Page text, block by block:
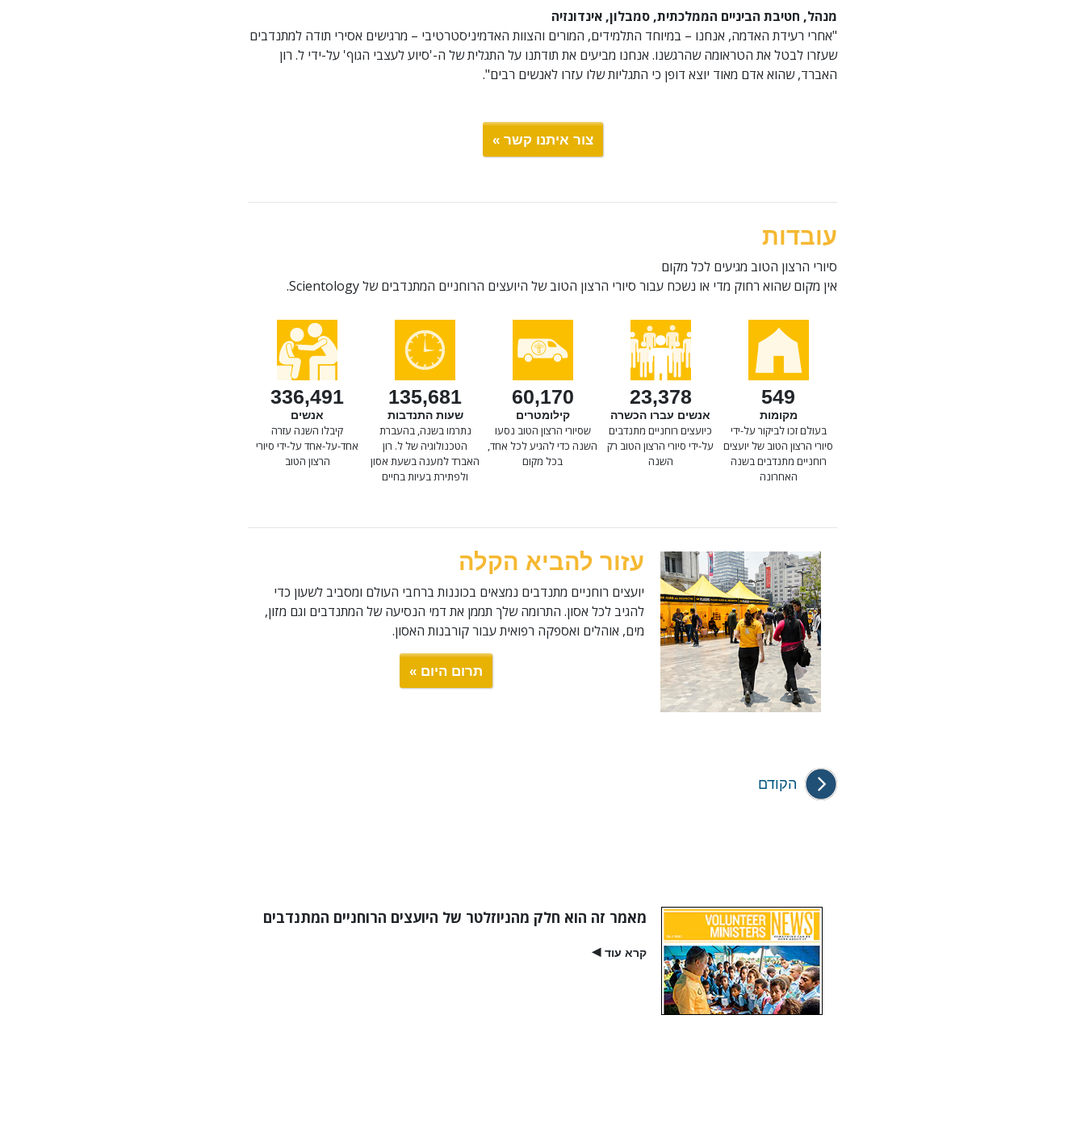
מנהל, חטיבת הביניים הממלכתית, סמבלון, אינדונזיה
"אחרי רעידת האדמה, אנחנו – במיוחד התלמידים, המורים והצוות האדמיניסטרטיבי – מרגישים אסירי תודה למתנדבים
שעזרו לבטל את הטראומה שהרגשנו. אנחנו מביעים את תודתנו על התגלית של ה-'סיוע לעצבי הגוף' על-ידי ל. רון
האברד, שהוא אדם מאוד יוצא דופן כי התגליות שלו עזרו לאנשים רבים".
צור איתנו קשר »
עובדות
סיורי הרצון הטוב מגיעים לכל מקום
אין מקום שהוא רחוק מדי או נשכח עבור סיורי הרצון הטוב של היועצים הרוחניים המתנדבים של Scientology.
549
מקומות
בעולם זכו לביקור על-ידי
סיורי הרצון הטוב של יועצים
רוחניים מתנדבים בשנה
האחרונה
23,378
אנשים עברו הכשרה
כיועצים רוחניים מתנדבים
על-ידי סיורי הרצון הטוב רק
השנה
60,170
קילומטרים
שסיורי הרצון הטוב נסעו
השנה כדי להגיע לכל אחד,
בכל מקום
135,681
שעות התנדבות
נתרמו בשנה, בהעברת
הטכנולוגיה של ל. רון
האברד למענה בשעת אסון
ולפתירת בעיות בחיים
336,491
אנשים
קיבלו השנה עזרה
אחד-על-אחד על-ידי סיורי
הרצון הטוב
עזור להביא הקלה
יועצים רוחניים מתנדבים נמצאים בכוננות ברחבי העולם ומסביב לשעון כדי
להגיב לכל אסון. התרומה שלך תממן את דמי הנסיעה של המתנדבים וגם מזון,
מים, אוהלים ואספקה רפואית עבור קורבנות האסון.
תרום היום »
הקודם
מאמר זה הוא חלק מהניוזלטר של היועצים הרוחניים המתנדבים
קרא עוד ▶